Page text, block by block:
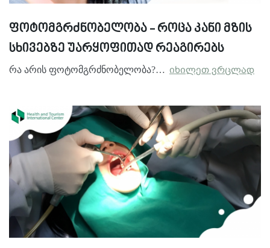
ფოტომგრძნობელობა - როცა კანი მზის
სხივებზე უარყოფითად რეაგირებს
რა არის ფოტომგრძნობელობა?… იხილეთ ვრცლად